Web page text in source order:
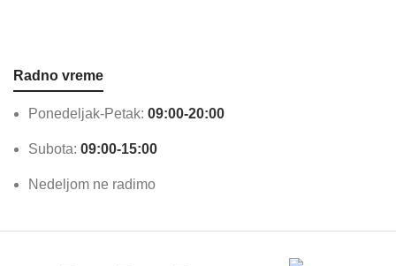
Radno vreme
Ponedeljak-Petak: 09:00-20:00
Subota: 09:00-15:00
Nedeljom ne radimo